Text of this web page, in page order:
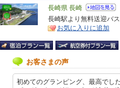
エ
リ
ア
長崎県 長崎
特
徴
長崎駅より無料送迎バ
お気に入りに追加
お客さまの声
初めてのグランピング、最高でし